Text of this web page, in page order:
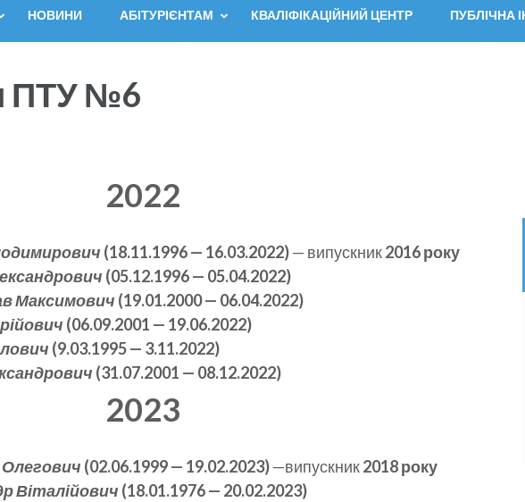
НОВИНИ АБІТУРІЄНТАМ КВАЛІФІКАЦІЙНИЙ ЦЕНТР ПУБЛІЧНА
ПТУ №6
2022
(18.11.1996 — 16.03.2022)— випускник2016 року
(05.12.1996 — 05.04.2022)
Максимович (19.01.2000 — 06.04.2022)
(06.09.2001 — 19.06.2022)
(9.03.1995 — 3.11.2022)
(31.07.2001 — 08.12.2022)
2023
(02.06.1999 — 19.02.2023)—випускник2018 року
Віталійович (18.01.1976 — 20.02.2023)